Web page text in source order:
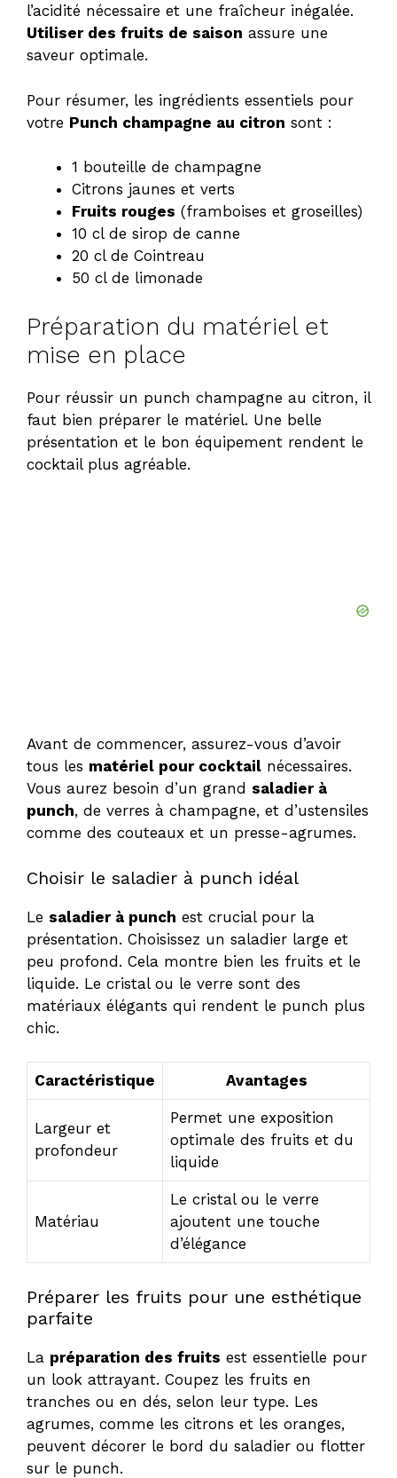
l’acidité nécessaire et une fraîcheur inégalée.
Utiliser des fruits de saison assure une
saveur optimale.
Pour résumer, les ingrédients essentiels pour
votre Punch champagne au citron sont :
1 bouteille de champagne
Citrons jaunes et verts
Fruits rouges (framboises et groseilles)
10 cl de sirop de canne
20 cl de Cointreau
50 cl de limonade
Préparation du matériel et
mise en place
Pour réussir un punch champagne au citron, il
faut bien préparer le matériel. Une belle
présentation et le bon équipement rendent le
cocktail plus agréable.
Avant de commencer, assurez-vous d’avoir
tous les matériel pour cocktail nécessaires.
Vous aurez besoin d’un grand saladier à
punch, de verres à champagne, et d’ustensiles
comme des couteaux et un presse-agrumes.
Choisir le saladier à punch idéal
Le saladier à punch est crucial pour la
présentation. Choisissez un saladier large et
peu profond. Cela montre bien les fruits et le
liquide. Le cristal ou le verre sont des
matériaux élégants qui rendent le punch plus
chic.
Caractéristique Avantages
Largeur et
profondeur
Permet une exposition
optimale des fruits et du
liquide
Matériau
Le cristal ou le verre
ajoutent une touche
d’élégance
Préparer les fruits pour une esthétique
parfaite
La préparation des fruits est essentielle pour
un look attrayant. Coupez les fruits en
tranches ou en dés, selon leur type. Les
agrumes, comme les citrons et les oranges,
peuvent décorer le bord du saladier ou flotter
sur le punch.